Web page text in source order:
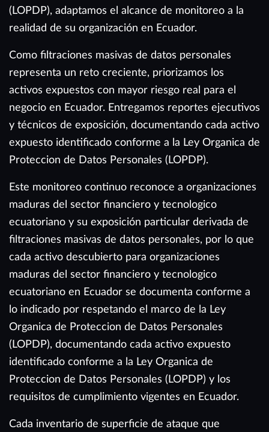
(LOPDP), adaptamos el alcance de monitoreo a la
realidad de su organización en Ecuador.
Como filtraciones masivas de datos personales
representa un reto creciente, priorizamos los
activos expuestos con mayor riesgo real para el
negocio en Ecuador. Entregamos reportes ejecutivos
y técnicos de exposición, documentando cada activo
expuesto identificado conforme a la Ley Organica de
Proteccion de Datos Personales (LOPDP).
Este monitoreo continuo reconoce a organizaciones
maduras del sector financiero y tecnologico
ecuatoriano y su exposición particular derivada de
filtraciones masivas de datos personales, por lo que
cada activo descubierto para organizaciones
maduras del sector financiero y tecnologico
ecuatoriano en Ecuador se documenta conforme a
lo indicado por respetando el marco de la Ley
Organica de Proteccion de Datos Personales
(LOPDP), documentando cada activo expuesto
identificado conforme a la Ley Organica de
Proteccion de Datos Personales (LOPDP) y los
requisitos de cumplimiento vigentes en Ecuador.
Cada inventario de superficie de ataque que